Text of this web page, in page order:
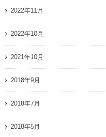
2022年11月
2022年10月
2021年10月
2018年9月
2018年7月
2018年5月